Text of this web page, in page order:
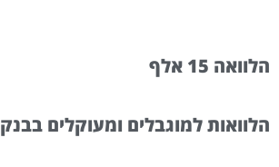
הלוואה 15 אלף
הלוואות למוגבלים ומעוקלים בבנק